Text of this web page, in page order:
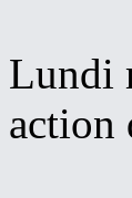
Lundi
action